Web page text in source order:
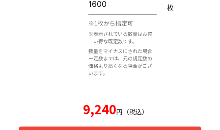
※1枚から指定可
※表示されている数量はお買
い得な既定数です。
数量をマイナスにされた場合
一定数までは、元の規定数の
価格より高くなる場合がござ
います。
枚
9,240円（税込）